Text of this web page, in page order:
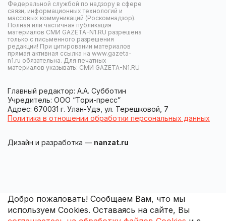
Федеральной службой по надзору в сфере
связи, информационных технологий и
массовых коммуникаций (Роскомнадзор).
Полная или частичная публикация
материалов СМИ GAZETA-N1.RU разрешена
только с письменного разрешения
редакции! При цитировании материалов
прямая активная ссылка на www.gazeta-
n1.ru обязательна. Для печатных
материалов указывать: СМИ GAZETA-N1.RU
Главный редактор: А.А. Субботин
Учредитель: ООО “Тори-пресс”
Адрес: 670031 г. Улан-Удэ, ул. Терешковой, 7
Политика в отношении обработки персональных данных
Дизайн и разработка — nanzat.ru
Добро пожаловать! Сообщаем Вам, что мы
используем Cookies. Оставаясь на сайте, Вы